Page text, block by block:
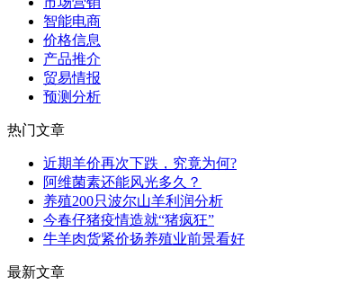
智能电商
价格信息
产品推介
贸易情报
预测分析
热门文章
近期羊价再次下跌，究竟为何?
阿维菌素还能风光多久？
养殖200只波尔山羊利润分析
今春仔猪疫情造就“猪疯狂”
牛羊肉货紧价扬养殖业前景看好
最新文章